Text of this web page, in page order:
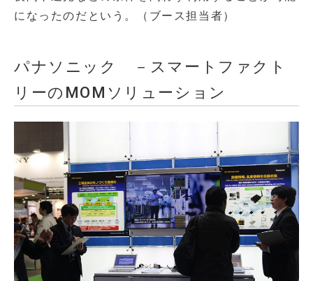
になったのだという。（ブース担当者）
パナソニック －スマートファクト
リーのMOMソリューション